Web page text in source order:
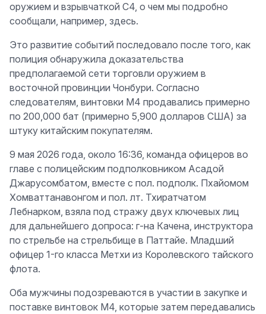
оружием и взрывчаткой C4, о чем мы подробно
сообщали, например, здесь.
Это развитие событий последовало после того, как
полиция обнаружила доказательства
предполагаемой сети торговли оружием в
восточной провинции Чонбури. Согласно
следователям, винтовки M4 продавались примерно
по 200,000 бат (примерно 5,900 долларов США) за
штуку китайским покупателям.
9 мая 2026 года, около 16:36, команда офицеров во
главе с полицейским подполковником Асадой
Джарусомбатом, вместе с пол. подполк. Пхайомом
Хомваттанавонгом и пол. лт. Тхиратчатом
Лебнарком, взяла под стражу двух ключевых лиц
для дальнейшего допроса: г-на Качена, инструктора
по стрельбе на стрельбище в Паттайе. Младший
офицер 1-го класса Метхи из Королевского тайского
флота.
Оба мужчины подозреваются в участии в закупке и
поставке винтовок M4, которые затем передавались